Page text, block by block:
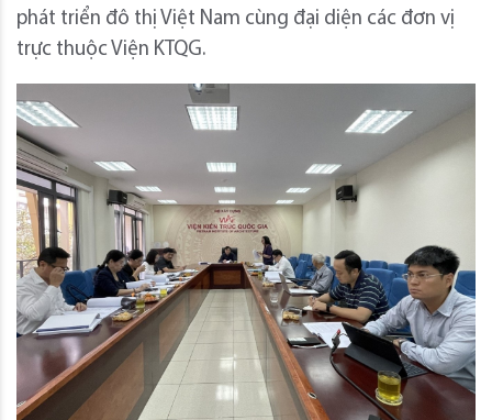
phát triển đô thị Việt Nam cùng đại diện các đơn vị
trực thuộc Viện KTQG.